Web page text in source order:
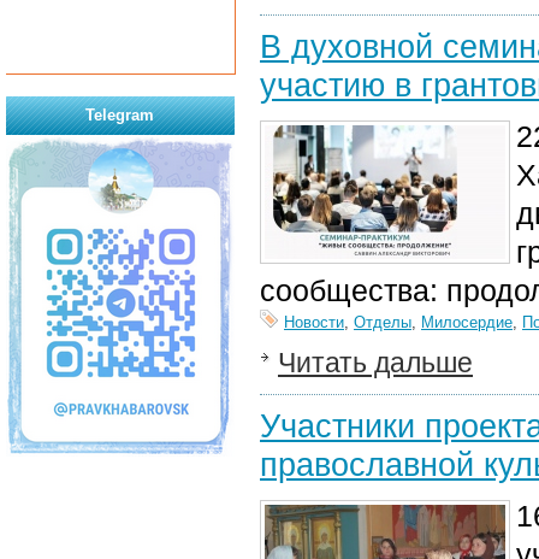
В духовной
участию в
сообщества:
Новости, Отделы, Милосердие,
Читать дальше
Участники
православной
Telegram